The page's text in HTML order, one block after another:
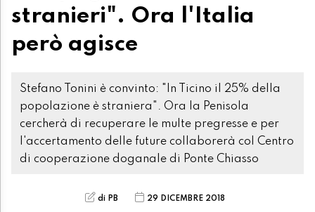
stranieri". Ora l'Italia
però agisce
Stefano Tonini è convinto: "In Ticino il 25% della
popolazione è straniera". Ora la Penisola
cercherà di recuperare le multe pregresse e per
l'accertamento delle future collaborerà col Centro
di cooperazione doganale di Ponte Chiasso
di PB 29 DICEMBRE 2018